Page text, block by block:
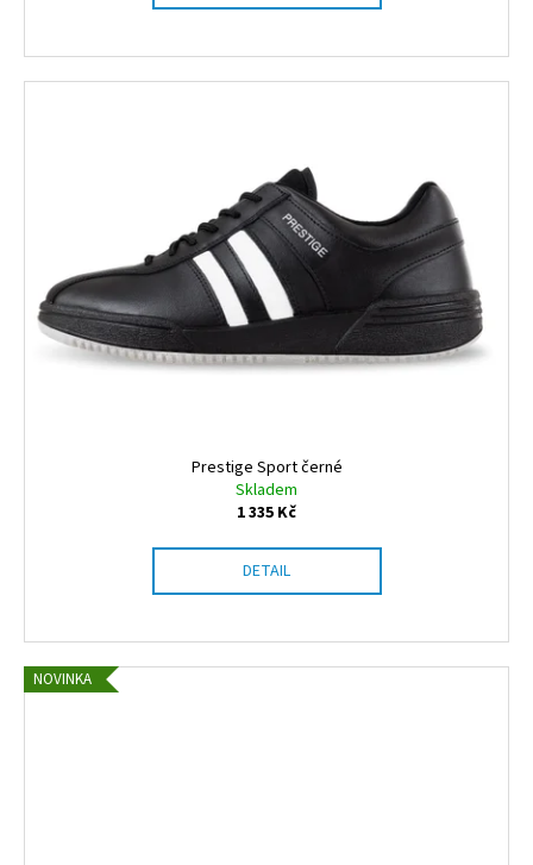
A
Prestige Sport černé
Skladem
1 335 Kč
DETAIL
NOVINKA